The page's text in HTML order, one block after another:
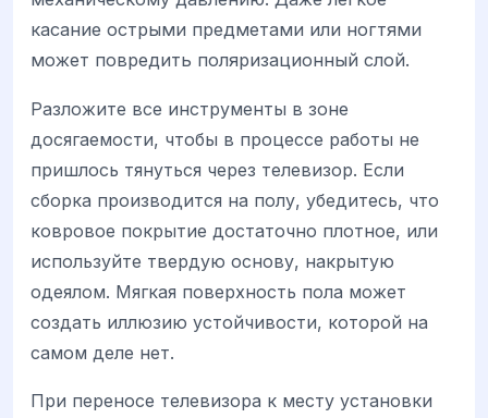
касание острыми предметами или ногтями
может повредить поляризационный слой.
Разложите все инструменты в зоне
досягаемости, чтобы в процессе работы не
пришлось тянуться через телевизор. Если
сборка производится на полу, убедитесь, что
ковровое покрытие достаточно плотное, или
используйте твердую основу, накрытую
одеялом. Мягкая поверхность пола может
создать иллюзию устойчивости, которой на
самом деле нет.
При переносе телевизора к месту установки